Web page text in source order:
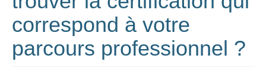
correspond à votre
parcours professionnel ?